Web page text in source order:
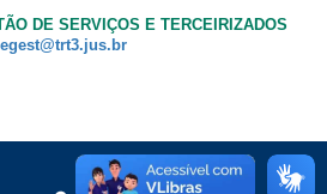
DE SERVIÇOS E TERCEIRIZADOS